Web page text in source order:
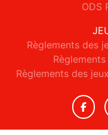
ODS
Règlements des
Règlements des